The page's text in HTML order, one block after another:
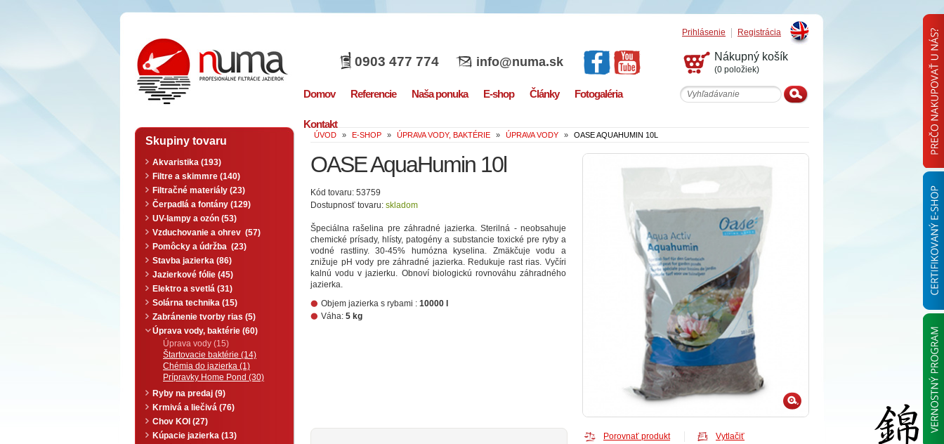
Registrácia
Prihlásenie
numa Nákupný košík
(0 položiek)
0903 477 774 info@numa.sk
Domov Referencie Naša ponuka E-shop Články Fotogaléria
Kontakt
ÚVOD » E-SHOP » ÚPRAVA VODY, BAKTÉRIE » ÚPRAVA VODY » OASE AQUAHUMIN 10L
OASE AquaHumin 10l
Kód tovaru: 53759
Dostupnosť tovaru: skladom
Špeciálna rašelina pre záhradné jazierka. Sterilná - neobsahuje
chemické prísady, hlísty, patogény a substancie toxické pre ryby a
vodné rastliny. 30-45% humózna kyselina. Zmäkčuje vodu a
znižuje pH vody pre záhradné jazierka. Redukuje rast rias. Vyčíri
kalnú vodu v jazierku. Obnoví biologickú rovnováhu záhradného
jazierka.
Objem jazierka s rybami : 10000 l
Váha: 5 kg
Porovnať produkt Vytlačiť
Skupiny tovaru
Akvaristika (193)
Filtre a skimmre (140)
Filtračné materiály (23)
Čerpadlá a fontány (129)
UV-lampy a ozón (53)
Vzduchovanie a ohrev (57)
Pomôcky a údržba (23)
Stavba jazierka (86)
Jazierkové fólie (45)
Elektro a svetlá (31)
Solárna technika (15)
Zabránenie tvorby rias (5)
Úprava vody, baktérie (60)
Úprava vody (15)
Štartovacie baktérie (14)
Chémia do jazierka (1)
Prípravky Home Pond (30)
Ryby na predaj (9)
Krmivá a liečivá (76)
Chov KOI (27)
Kúpacie jazierka (13)